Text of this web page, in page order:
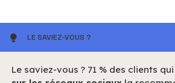
LE SAVIEZ-VOUS ?
Le saviez-vous ? 71 % des clients